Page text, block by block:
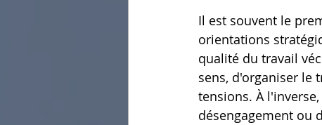
Il est souvent le
orientations
qualité du travail
sens, d'organiser le
tensions. À
désengagement ou